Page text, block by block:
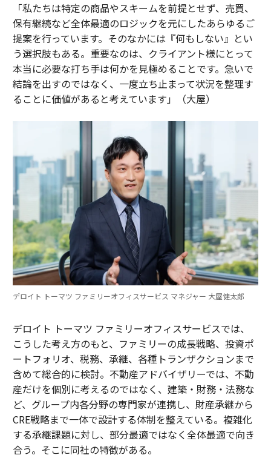
「私たちは特定の商品やスキームを前提とせず、売買、
保有継続など全体最適のロジックを元にしたあらゆるご
提案を行っています。そのなかには『何もしない』とい
う選択肢もある。重要なのは、クライアント様にとって
本当に必要な打ち手は何かを見極めることです。急いで
結論を出すのではなく、一度立ち止まって状況を整理す
ることに価値があると考えています」（大屋）
デロイト トーマツ ファミリーオフィスサービス マネジャー 大屋健太郎
デロイト トーマツ ファミリーオフィスサービスでは、
こうした考え方のもと、ファミリーの成長戦略、投資ポ
ートフォリオ、税務、承継、各種トランザクションまで
含めて総合的に検討。不動産アドバイザリーでは、不動
産だけを個別に考えるのではなく、建築・財務・法務な
ど、グループ内各分野の専門家が連携し、財産承継から
CRE戦略まで一体で設計する体制を整えている。複雑化
する承継課題に対し、部分最適ではなく全体最適で向き
合う。そこに同社の特徴がある。